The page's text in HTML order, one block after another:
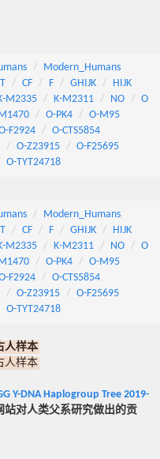
Modern_Humans
CF F GHIJK
HIJK
M2335 K-M2311 NO
O
O-PK4
O-M95
F2924
O-CTS5854
O-Z23915
O-F25695
O-TYT24718
Modern_Humans
CF F GHIJK
HIJK
M2335 K-M2311 NO
O
O-PK4
O-M95
F2924
O-CTS5854
O-Z23915
O-F25695
O-TYT24718
人样本
人样本
Y-DNA Haplogroup Tree 2019-
站对人类父系研究做出的贡